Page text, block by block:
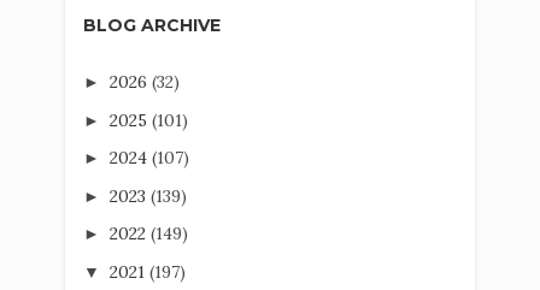
BLOG ARCHIVE
► 2026 (32)
► 2025 (101)
► 2024 (107)
► 2023 (139)
► 2022 (149)
▼ 2021 (197)